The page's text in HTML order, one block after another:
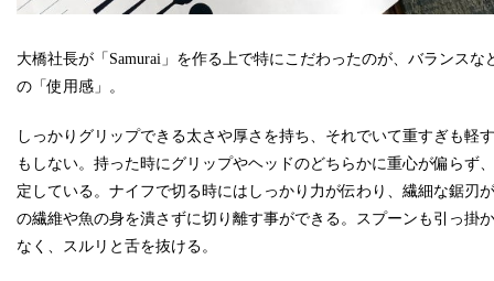
大橋社長が「Samurai」を作る上で特にこだわったのが、バランスな
の「使用感」。
しっかりグリップできる太さや厚さを持ち、それでいて重すぎも軽
もしない。持った時にグリップやヘッドのどちらかに重心が偏らず
定している。ナイフで切る時にはしっかり力が伝わり、繊細な鋸刃
の繊維や魚の身を潰さずに切り離す事ができる。スプーンも引っ掛
なく、スルリと舌を抜ける。